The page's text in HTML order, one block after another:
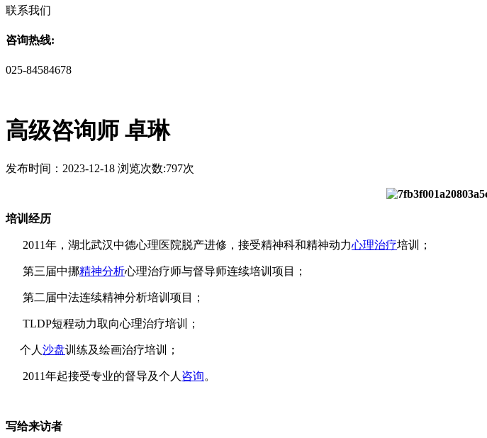
联系我们
咨询热线:
025-84584678
高级咨询师 卓琳
发布时间：2023-12-18 浏览次数:797次
培训经历
2011年，湖北武汉中德心理医院脱产进修，接受精神科和精神动力心理治疗培训；
第三届中挪精神分析心理治疗师与督导师连续培训项目；
第二届中法连续精神分析培训项目；
TLDP短程动力取向心理治疗培训；
个人沙盘训练及绘画治疗培训；
2011年起接受专业的督导及个人咨询。
写给来访者